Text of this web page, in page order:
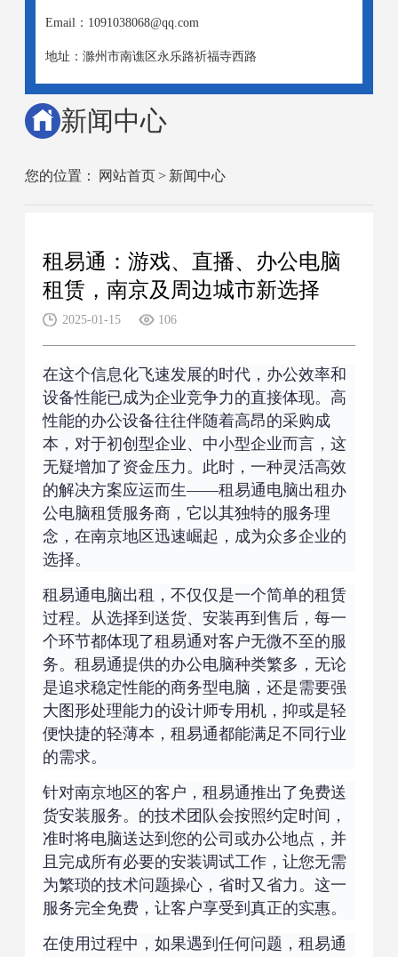
Email：1091038068@qq.com
地址：滁州市南谯区永乐路祈福寺西路
新闻中心
您的位置： 网站首页 > 新闻中心
租易通：游戏、直播、办公电脑
租赁，南京及周边城市新选择
2025-01-15 106
在这个信息化飞速发展的时代，办公效率和
设备性能已成为企业竞争力的直接体现。高
性能的办公设备往往伴随着高昂的采购成
本，对于初创型企业、中小型企业而言，这
无疑增加了资金压力。此时，一种灵活高效
的解决方案应运而生——租易通电脑出租办
公电脑租赁服务商，它以其独特的服务理
念，在南京地区迅速崛起，成为众多企业的
选择。
租易通电脑出租，不仅仅是一个简单的租赁
过程。从选择到送货、安装再到售后，每一
个环节都体现了租易通对客户无微不至的服
务。租易通提供的办公电脑种类繁多，无论
是追求稳定性能的商务型电脑，还是需要强
大图形处理能力的设计师专用机，抑或是轻
便快捷的轻薄本，租易通都能满足不同行业
的需求。
针对南京地区的客户，租易通推出了免费送
货安装服务。的技术团队会按照约定时间，
准时将电脑送达到您的公司或办公地点，并
且完成所有必要的安装调试工作，让您无需
为繁琐的技术问题操心，省时又省力。这一
服务完全免费，让客户享受到真正的实惠。
在使用过程中，如果遇到任何问题，租易通